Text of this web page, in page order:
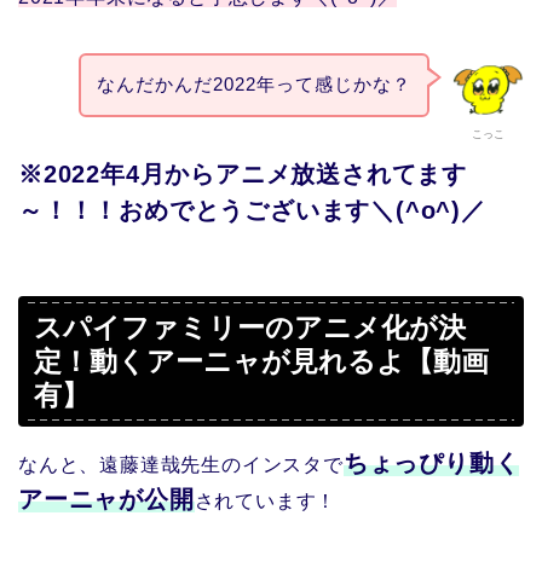
こっこ
なんだかんだ2022年って感じかな？
※2022年4月からアニメ放送されてます
～！！！おめでとうございます＼(^o^)／
スパイファミリーのアニメ化が決
定！動くアーニャが見れるよ【動画
有】
なんと、遠藤達哉先生のインスタでちょっぴり動く
アーニャが公開されています！